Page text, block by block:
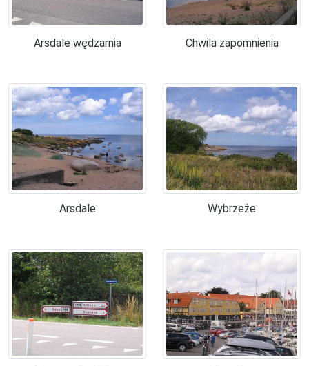
Arsdale wędzarnia Chwila zapomnienia
Arsdale Wybrzeże